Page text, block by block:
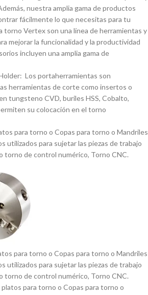
nuestra amplia gama de productos
fácilmente lo que necesitas para tu
torno Vertex son una lí­nea de herramientas y
mejorar la funcionalidad y la productividad
incluyen una amplia gama de
Los portaherramientas son
herramientas de corte como insertos o
tungsteno CVD, buriles HSS, Cobalto,
su colocación en el torno
para torno o Copas para torno o Mandriles
utilizados para sujetar las piezas de trabajo
torno de control numérico, Torno CNC.
para torno o Copas para torno o Mandriles
utilizados para sujetar las piezas de trabajo
torno de control numérico, Torno CNC.
para torno o Copas para torno o